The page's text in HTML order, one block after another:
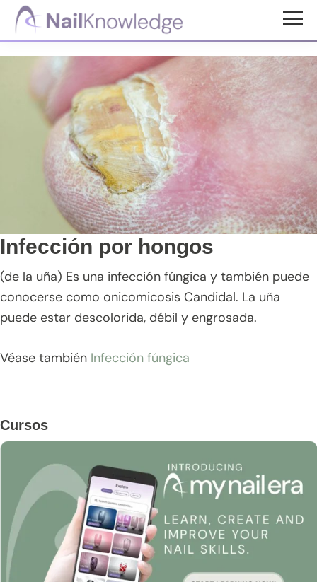
Saltar
Saltar
lateral
principal
Saltar
página
Conocimientos
de
Infección por hongos
(de la uña) Es una infección fúngica y también puede
conocerse como onicomicosis Candidal. La uña
puede estar descolorida, débil y engrosada.
Véase también Infección fúngica
Barra
lateral
principal
Cursos